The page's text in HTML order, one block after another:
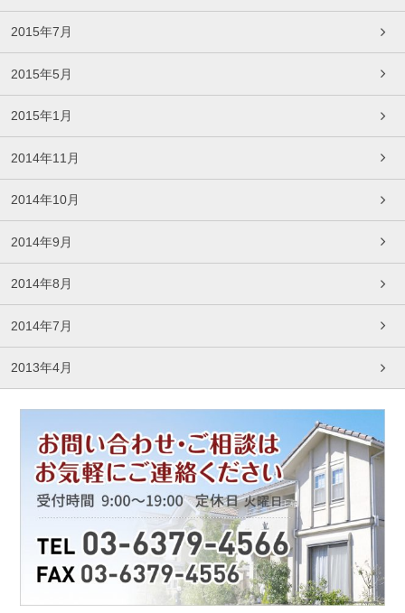
2015年7月
2015年5月
2015年1月
2014年11月
2014年10月
2014年9月
2014年8月
2014年7月
2013年4月